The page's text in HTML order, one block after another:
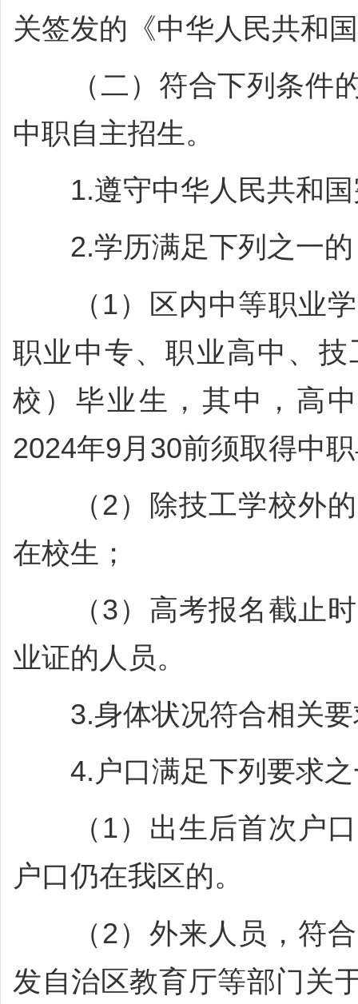
关签发的《中华人民共和
（二）符合下列条件的
中职自主招生。
1.遵守中华人民共和国
2.学历满足下列之一的
（1）区内中等职业学
职业中专、职业高中、
校）毕业生，其中，高
2024年9月30前须取得中
（2）除技工学校外的
在校生；
（3）高考报名截止时
业证的人员。
3.身体状况符合相关要
4.户口满足下列要求之
（1）出生后首次户口
户口仍在我区的。
（2）外来人员，符合
发自治区教育厅等部门关